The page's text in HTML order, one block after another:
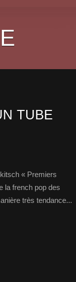
TUBE
« Premiers
la french pop des
très tendance...